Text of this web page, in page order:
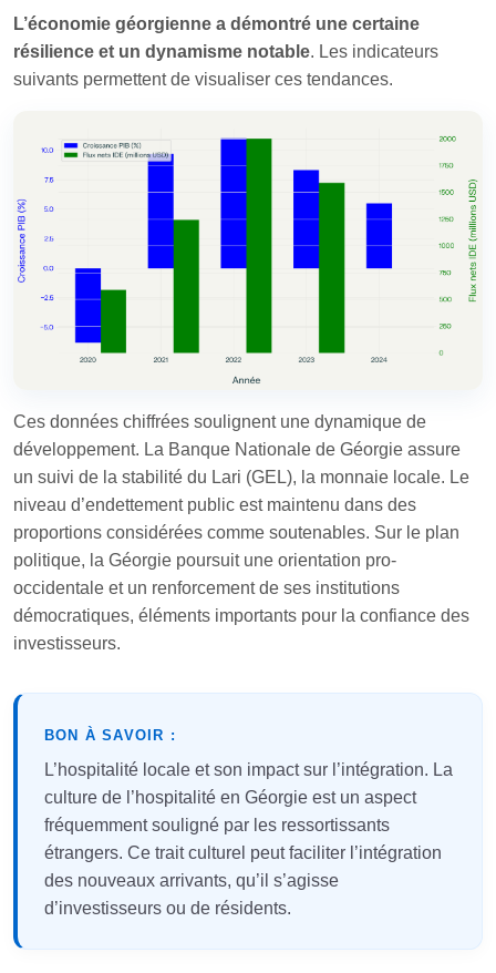
L’économie géorgienne a démontré une certaine
résilience et un dynamisme notable. Les indicateurs
suivants permettent de visualiser ces tendances.
Ces données chiffrées soulignent une dynamique de
développement. La Banque Nationale de Géorgie assure
un suivi de la stabilité du Lari (GEL), la monnaie locale. Le
niveau d’endettement public est maintenu dans des
proportions considérées comme soutenables. Sur le plan
politique, la Géorgie poursuit une orientation pro-
occidentale et un renforcement de ses institutions
démocratiques, éléments importants pour la confiance des
investisseurs.
BON À SAVOIR :
L’hospitalité locale et son impact sur l’intégration. La
culture de l’hospitalité en Géorgie est un aspect
fréquemment souligné par les ressortissants
étrangers. Ce trait culturel peut faciliter l’intégration
des nouveaux arrivants, qu’il s’agisse
d’investisseurs ou de résidents.